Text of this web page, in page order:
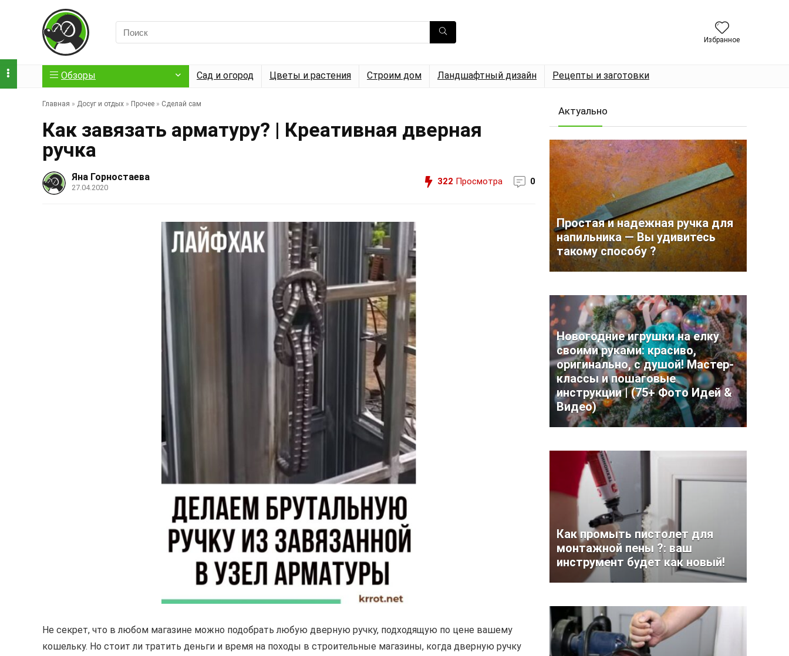
Избранное
Обзоры Сад и огород Цветы и растения Строим дом Ландшафтный дизайн Рецепты и заготовки
Главная » Досуг и отдых » Прочее » Сделай сам
Как завязать арматуру? | Креативная дверная
ручка
Яна Горностаева
27.04.2020
322 Просмотра 0
Не секрет, что в любом магазине можно подобрать любую дверную ручку, подходящую по цене вашему
кошельку. Но стоит ли тратить деньги и время на походы в строительные магазины, когда дверную ручку
Актуально
Простая и надежная ручка для
напильника — Вы удивитесь
такому способу ?
Новогодние игрушки на елку
своими руками: красиво,
оригинально, с душой! Мастер-
классы и пошаговые
инструкции | (75+ Фото Идей &
Видео)
Как промыть пистолет для
монтажной пены ?: ваш
инструмент будет как новый!